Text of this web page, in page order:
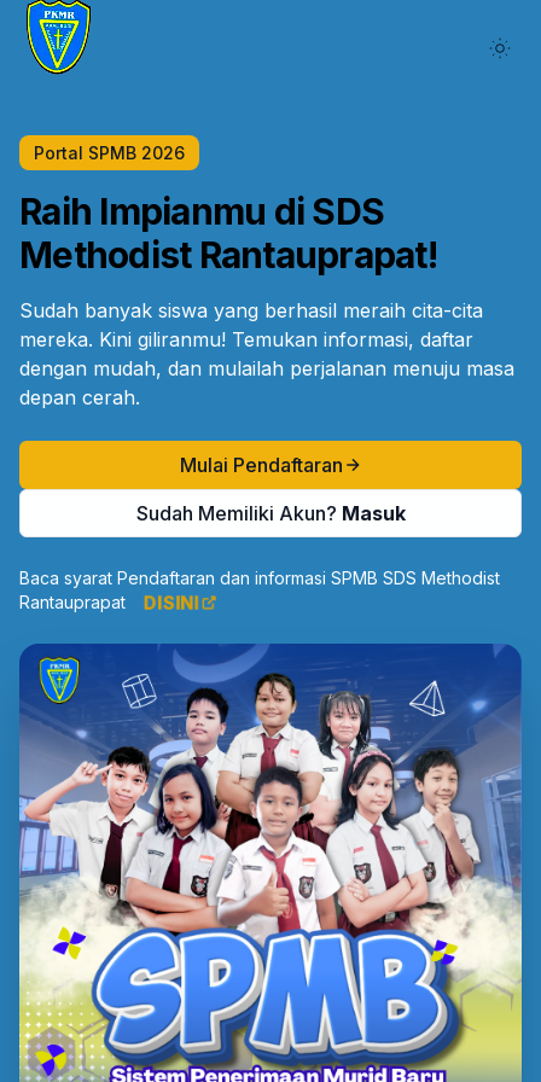
Portal SPMB 2026
Raih Impianmu di SDS
Methodist Rantauprapat!
Sudah banyak siswa yang berhasil meraih cita-cita
mereka. Kini giliranmu! Temukan informasi, daftar
dengan mudah, dan mulailah perjalanan menuju masa
depan cerah.
Mulai Pendaftaran
Sudah Memiliki Akun? Masuk
Baca syarat Pendaftaran dan informasi SPMB SDS Methodist
Rantauprapat
DISINI